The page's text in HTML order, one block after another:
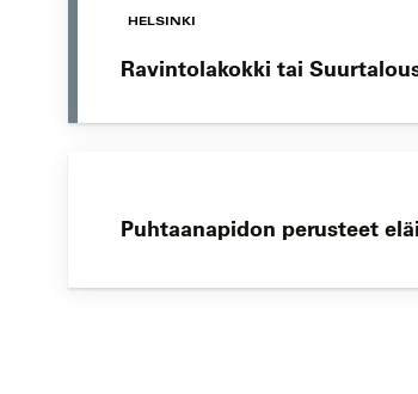
HELSINKI
Ravintolakokki tai
Puhtaanapidon perusteet